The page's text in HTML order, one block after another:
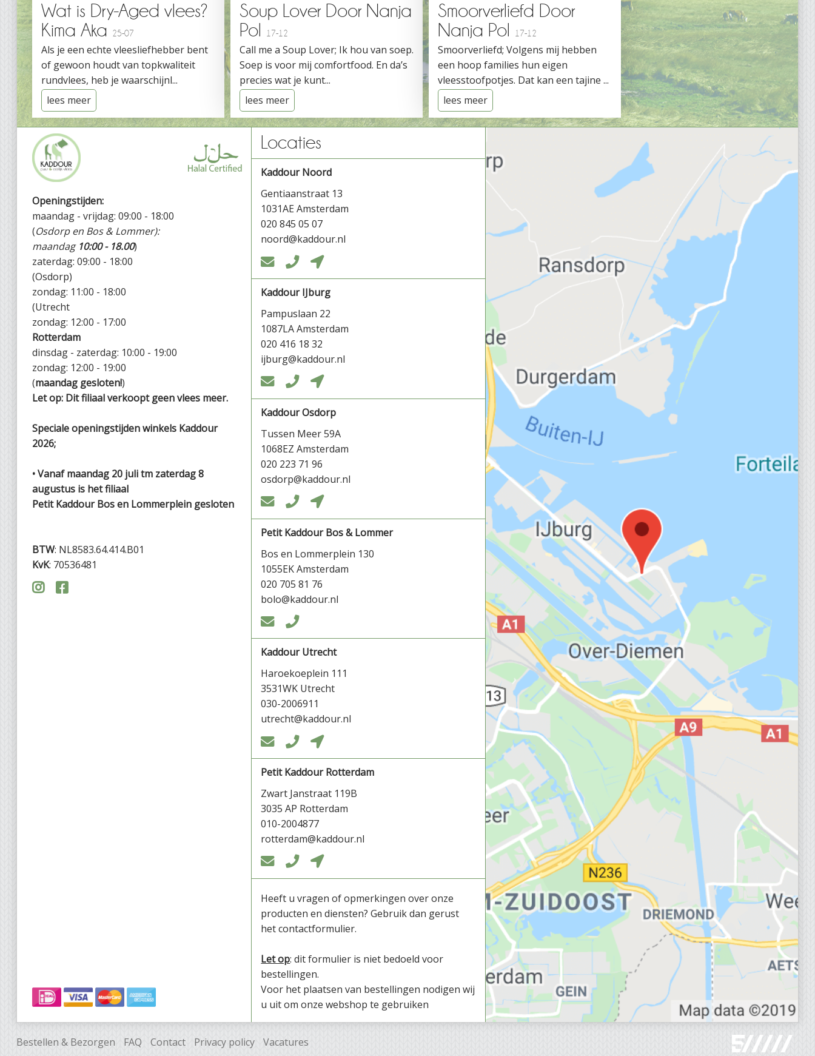
Wat is Dry-Aged vlees?
Kima Aka
25-07
Als je een echte vleesliefhebber bent
of gewoon houdt van topkwaliteit
rundvlees, heb je waarschijnl...
lees meer
Soup Lover Door Nanja
Pol
17-12
Call me a Soup Lover; Ik hou van soep.
Soep is voor mij comfortfood. En da’s
precies wat je kunt...
lees meer
Smoorverliefd Door
Nanja Pol
17-12
Smoorverliefd; Volgens mij hebben
een hoop families hun eigen
vleesstoofpotjes. Dat kan een tajine ...
lees meer
Openingstijden:
maandag - vrijdag: 09:00 - 18:00
(Osdorp en Bos & Lommer):
maandag 10:00 - 18.00)
zaterdag: 09:00 - 18:00
(Osdorp)
zondag: 11:00 - 18:00
(Utrecht
zondag: 12:00 - 17:00
Rotterdam
dinsdag - zaterdag: 10:00 - 19:00
zondag: 12:00 - 19:00
(maandag gesloten!)
Let op: Dit filiaal verkoopt geen vlees meer.
Speciale openingstijden winkels Kaddour
2026;
• Vanaf maandag 20 juli tm zaterdag 8
augustus is het filiaal
Petit Kaddour Bos en Lommerplein gesloten
BTW: NL8583.64.414.B01
KvK: 70536481
 
Locaties
Kaddour Noord
Gentiaanstraat 13
1031AE Amsterdam
020 845 05 07
noord@kaddour.nl
  
Kaddour IJburg
Pampuslaan 22
1087LA Amsterdam
020 416 18 32
ijburg@kaddour.nl
  
Kaddour Osdorp
Tussen Meer 59A
1068EZ Amsterdam
020 223 71 96
osdorp@kaddour.nl
  
Petit Kaddour Bos & Lommer
Bos en Lommerplein 130
1055EK Amsterdam
020 705 81 76
bolo@kaddour.nl
 
Kaddour Utrecht
Haroekoeplein 111
3531WK Utrecht
030-2006911
utrecht@kaddour.nl
  
Petit Kaddour Rotterdam
Zwart Janstraat 119B
3035 AP Rotterdam
010-2004877
rotterdam@kaddour.nl
  
Heeft u vragen of opmerkingen over onze
producten en diensten? Gebruik dan gerust
het contactformulier.
Let op: dit formulier is niet bedoeld voor
bestellingen.
Voor het plaatsen van bestellingen nodigen wij
u uit om onze webshop te gebruiken
Bestellen & Bezorgen FAQ Contact Privacy policy Vacatures